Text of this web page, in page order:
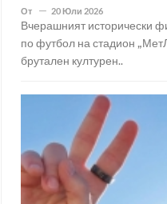
От 20 Юли 2026
Вчерашният исторически
по футбол на стадион
брутален културен..